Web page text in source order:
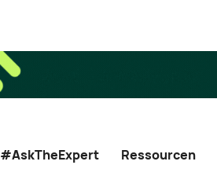
#AskTheExpert Ressourcen